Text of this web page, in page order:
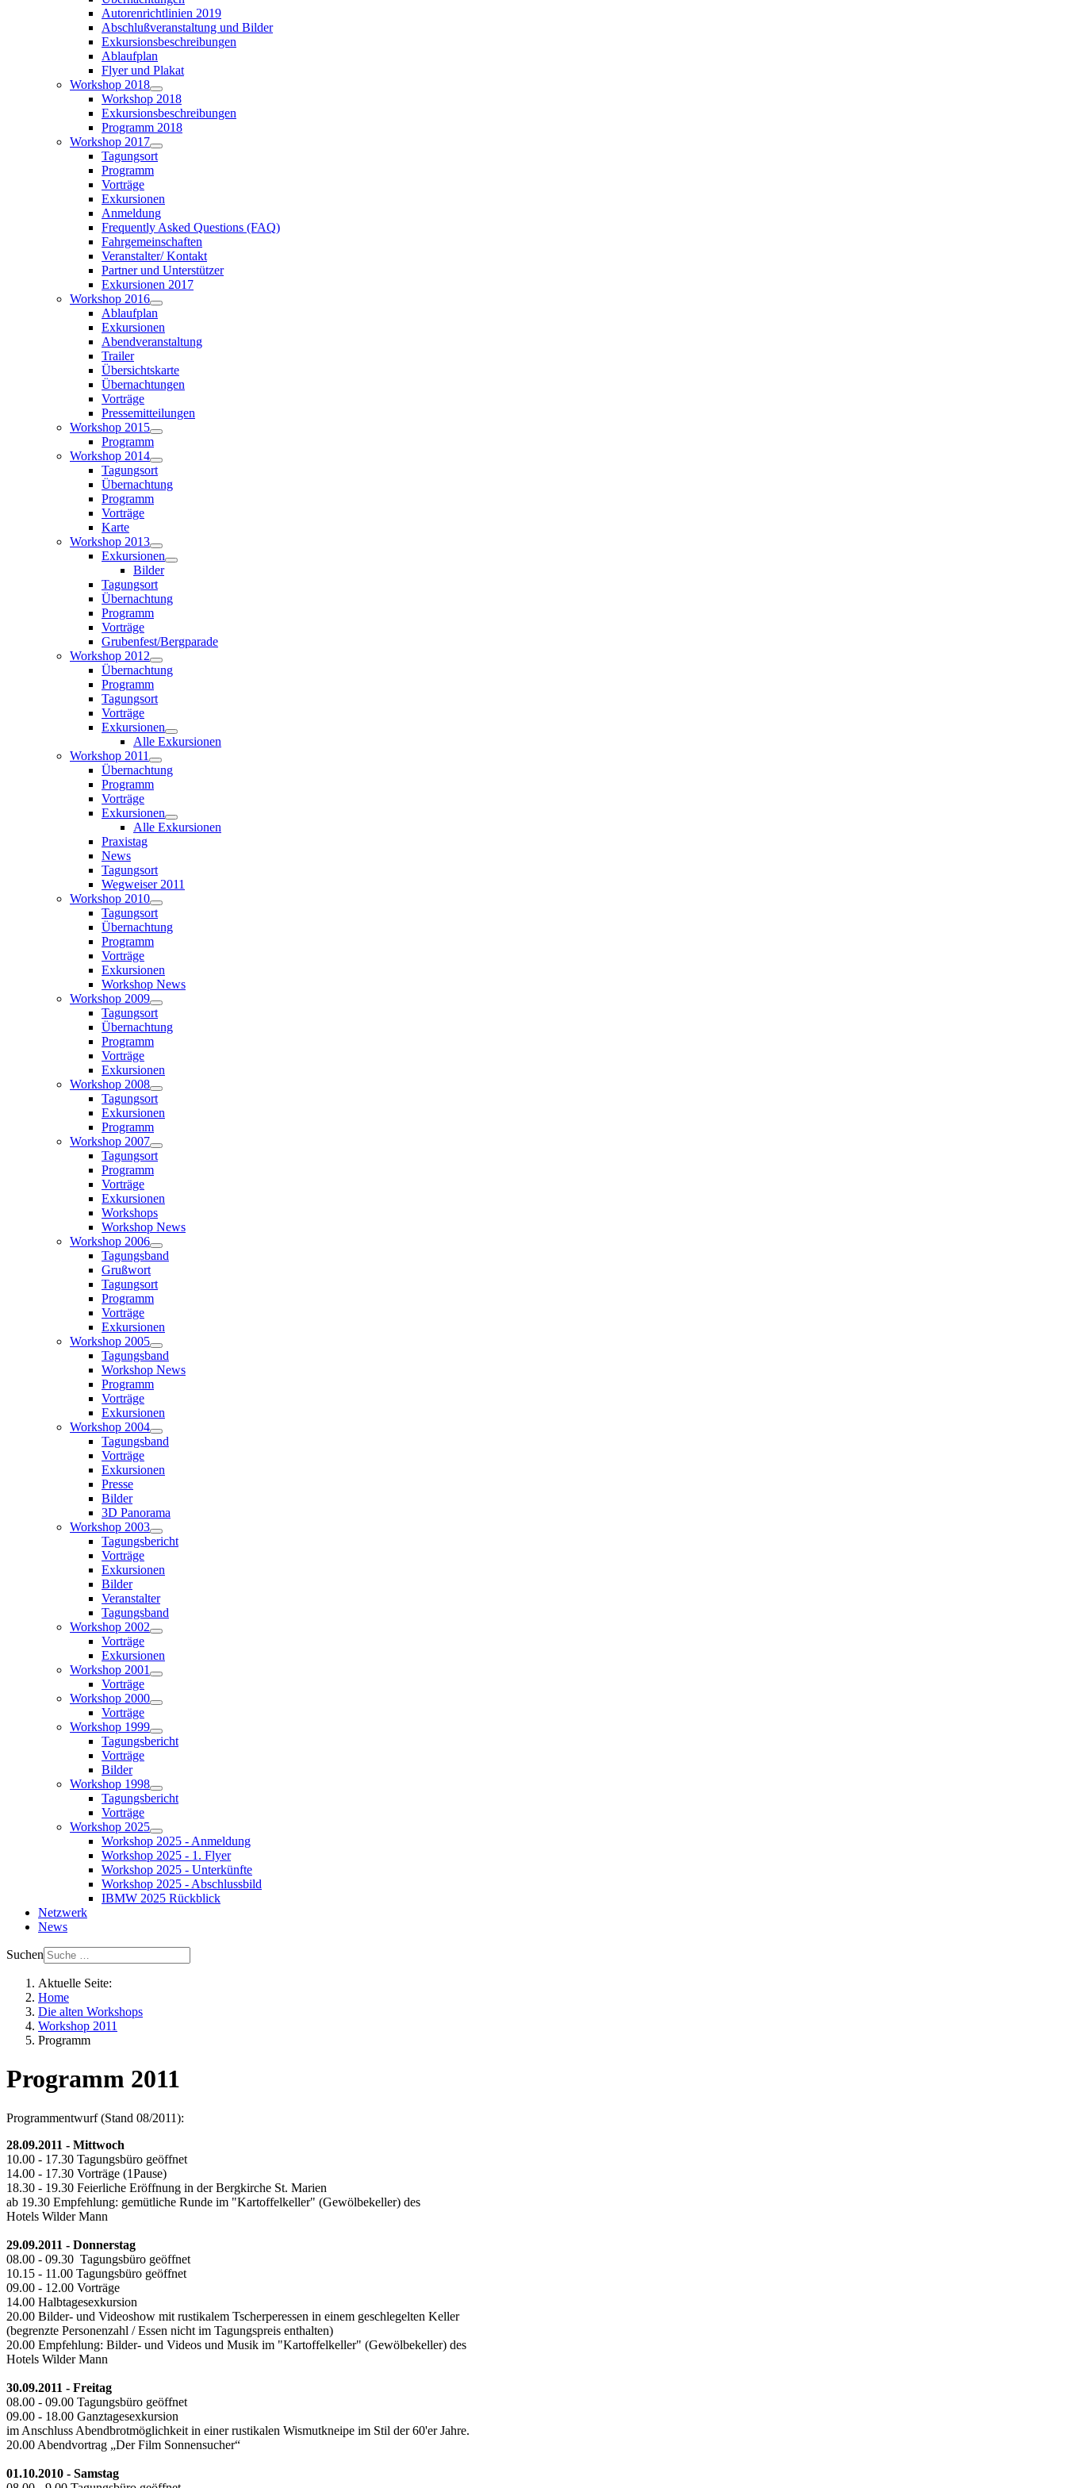
Autorenrichtlinien 2019
Abschlußveranstaltung und Bilder
Exkursionsbeschreibungen
Ablaufplan
Flyer und Plakat
Workshop 2018
Workshop 2018
Exkursionsbeschreibungen
Programm 2018
Workshop 2017
Tagungsort
Programm
Vorträge
Exkursionen
Anmeldung
Frequently Asked Questions (FAQ)
Fahrgemeinschaften
Veranstalter/ Kontakt
Partner und Unterstützer
Exkursionen 2017
Workshop 2016
Ablaufplan
Exkursionen
Abendveranstaltung
Trailer
Übersichtskarte
Übernachtungen
Vorträge
Pressemitteilungen
Workshop 2015
Programm
Workshop 2014
Tagungsort
Übernachtung
Programm
Vorträge
Karte
Workshop 2013
Exkursionen
Bilder
Tagungsort
Übernachtung
Programm
Vorträge
Grubenfest/Bergparade
Workshop 2012
Übernachtung
Programm
Tagungsort
Vorträge
Exkursionen
Alle Exkursionen
Workshop 2011
Übernachtung
Programm
Vorträge
Exkursionen
Alle Exkursionen
Praxistag
News
Tagungsort
Wegweiser 2011
Workshop 2010
Tagungsort
Übernachtung
Programm
Vorträge
Exkursionen
Workshop News
Workshop 2009
Tagungsort
Übernachtung
Programm
Vorträge
Exkursionen
Workshop 2008
Tagungsort
Exkursionen
Programm
Workshop 2007
Tagungsort
Programm
Vorträge
Exkursionen
Workshops
Workshop News
Workshop 2006
Tagungsband
Grußwort
Tagungsort
Programm
Vorträge
Exkursionen
Workshop 2005
Tagungsband
Workshop News
Programm
Vorträge
Exkursionen
Workshop 2004
Tagungsband
Vorträge
Exkursionen
Presse
Bilder
3D Panorama
Workshop 2003
Tagungsbericht
Vorträge
Exkursionen
Bilder
Veranstalter
Tagungsband
Workshop 2002
Vorträge
Exkursionen
Workshop 2001
Vorträge
Workshop 2000
Vorträge
Workshop 1999
Tagungsbericht
Vorträge
Bilder
Workshop 1998
Tagungsbericht
Vorträge
Workshop 2025
Workshop 2025 - Anmeldung
Workshop 2025 - 1. Flyer
Workshop 2025 - Unterkünfte
Workshop 2025 - Abschlussbild
IBMW 2025 Rückblick
Netzwerk
News
Suchen
Aktuelle Seite:
Home
Die alten Workshops
Workshop 2011
Programm
Programm 2011
Programmentwurf (Stand 08/2011):
28.09.2011 - Mittwoch
10.00 - 17.30 Tagungsbüro geöffnet
14.00 - 17.30 Vorträge (1Pause)
18.30 - 19.30 Feierliche Eröffnung in der Bergkirche St. Marien
ab 19.30 Empfehlung: gemütliche Runde im "Kartoffelkeller" (Gewölbekeller) des
Hotels Wilder Mann
29.09.2011 - Donnerstag
08.00 - 09.30 Tagungsbüro geöffnet
10.15 - 11.00 Tagungsbüro geöffnet
09.00 - 12.00 Vorträge
14.00 Halbtagesexkursion
20.00 Bilder- und Videoshow mit rustikalem Tscherperessen in einem geschlegelten Keller
(begrenzte Personenzahl / Essen nicht im Tagungspreis enthalten)
20.00 Empfehlung: Bilder- und Videos und Musik im "Kartoffelkeller" (Gewölbekeller) des
Hotels Wilder Mann
30.09.2011 - Freitag
08.00 - 09.00 Tagungsbüro geöffnet
09.00 - 18.00 Ganztagesexkursion
im Anschluss Abendbrotmöglichkeit in einer rustikalen Wismutkneipe im Stil der 60'er Jahre.
20.00 Abendvortrag „Der Film Sonnensucher“
01.10.2010 - Samstag